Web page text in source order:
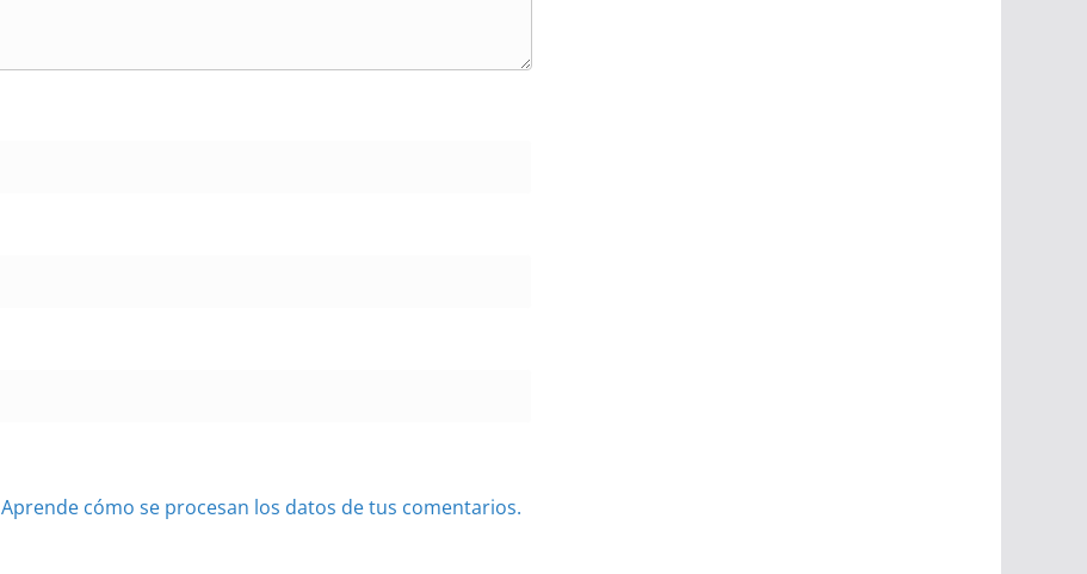
Aprende cómo se procesan los datos de tus comentarios.